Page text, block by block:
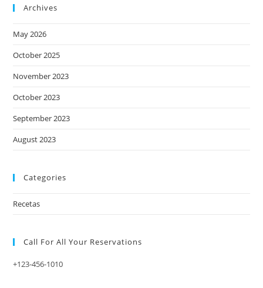
Archives
May 2026
October 2025
November 2023
October 2023
September 2023
August 2023
Categories
Recetas
Call For All Your​ Reservations
+123-456-1010